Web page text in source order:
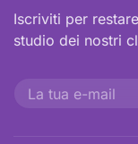
Iscriviti per
studio dei nostri